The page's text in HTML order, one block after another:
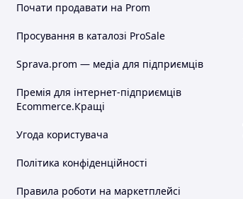
Почати продавати на Prom
Просування в каталозі ProSale
Sprava.prom — медіа для підприємців
Премія для інтернет-підприємців
Ecommerce.Кращі
Угода користувача
Політика конфіденційності
Правила роботи на маркетплейсі